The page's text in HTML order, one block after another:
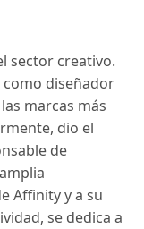
sector creativo.
diseñador
marcas más
dio el
de
Affinity y a su
se dedica a